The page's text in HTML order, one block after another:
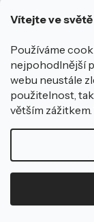
Vítejte ve
Používáme
nejpohodlnější
webu neustále
použitelnost,
větším